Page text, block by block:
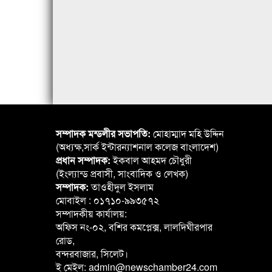
সম্পাদক মন্ডলীর সভাপতি: মোহাম্মাদ মহি উদ্দিন
(অধ্যক্ষ,সার্ক ইন্টারন্যাশনাল কলেজ বাংলাদেশ)
প্রধান সম্পাদক:ইকবাল আহমদ চৌধুরী
(ইংল্যান্ড প্রবাসী, সাংবাদিক ও লেখক)
সম্পাদক:তাওহীদুল ইসলাম
মোবাইল : ০১৭১০-৯৯৩৫৭২
সম্পাদকীয় কার্যালয়:
অফিস নং-০২, বশির কমপ্লেক্স, লালদিঘীরপার
রোড,
বন্দরবাজার, সিলেট।
ই মেইল: admin@newschamber24.com